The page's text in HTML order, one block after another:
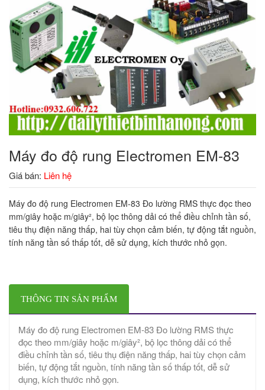
Máy đo độ rung Electromen EM-83
Giá bán: Liên hệ
Máy đo độ rung Electromen EM-83 Đo lường RMS thực đọc theo
mm/giây hoặc m/giây², bộ lọc thông dải có thể điều chỉnh tần số,
tiêu thụ điện năng thấp, hai tùy chọn cảm biến, tự động tắt nguồn,
tính năng tần số thấp tốt, dễ sử dụng, kích thước nhỏ gọn.
THÔNG TIN SẢN PHẨM
Máy đo độ rung Electromen EM-83 Đo lường RMS thực
đọc theo mm/giây hoặc m/giây², bộ lọc thông dải có thể
điều chỉnh tần số, tiêu thụ điện năng thấp, hai tùy chọn cảm
biến, tự động tắt nguồn, tính năng tần số thấp tốt, dễ sử
dụng, kích thước nhỏ gọn.